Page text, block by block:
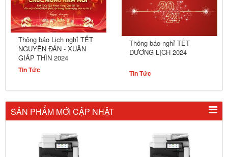
Thông báo Lịch nghỉ TẾT
NGUYÊN ĐÁN - XUÂN
GIÁP THÌN 2024
Tin Tức
Thông báo nghỉ TẾT
DƯƠNG LỊCH 2024
Tin Tức
SẢN PHẨM MỚI CẬP NHẬT